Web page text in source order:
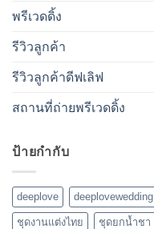
พรีเวดดิ้ง
รีวิวลูกค้า
รีวิวลูกค้าดีฟเลิฟ
สถานที่ถ่ายพรีเวดดิ้ง
ป้ายกำกับ
deeplove deeplovewedding
ชุดงานแต่งไทย ชุดยกน้ำชา